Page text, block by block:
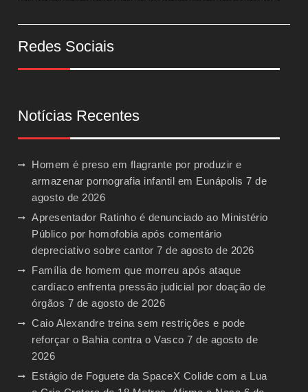
Redes Sociais
Notícias Recentes
Homem é preso em flagrante por produzir e
armazenar pornografia infantil em Eunápolis 7 de
agosto de 2026
Apresentador Ratinho é denunciado ao Ministério
Público por homofobia após comentário
depreciativo sobre cantor 7 de agosto de 2026
Família de homem que morreu após ataque
cardíaco enfrenta pressão judicial por doação de
órgãos 7 de agosto de 2026
Caio Alexandre treina sem restrições e pode
reforçar o Bahia contra o Vasco 7 de agosto de
2026
Estágio de Foguete da SpaceX Colide com a Lua